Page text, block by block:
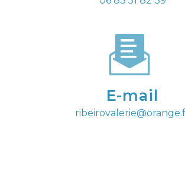
E-mail